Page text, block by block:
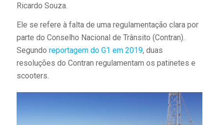
Ricardo Souza.
Ele se refere à falta de uma regulamentação clara por
parte do Conselho Nacional de Trânsito (Contran).
Segundo reportagem do G1 em 2019, duas
resoluções do Contran regulamentam os patinetes e
scooters.